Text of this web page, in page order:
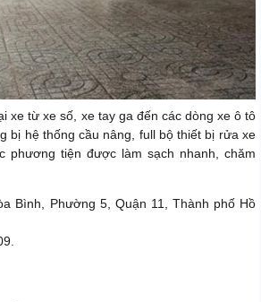
xe từ xe số, xe tay ga đến các dòng xe ô tô
bị hệ thống cầu nâng, full bộ thiết bị rửa xe
phương tiện được làm sạch nhanh, chăm
Bình, Phường 5, Quận 11, Thành phố Hồ